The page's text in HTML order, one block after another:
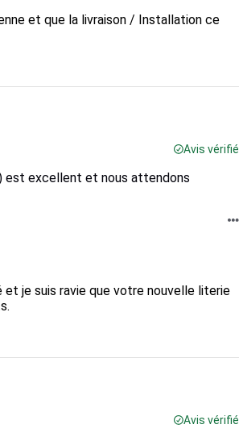
et que la livraison / Installation ce
Avis vérifié
est excellent et nous attendons
je suis ravie que votre nouvelle literie
Avis vérifié